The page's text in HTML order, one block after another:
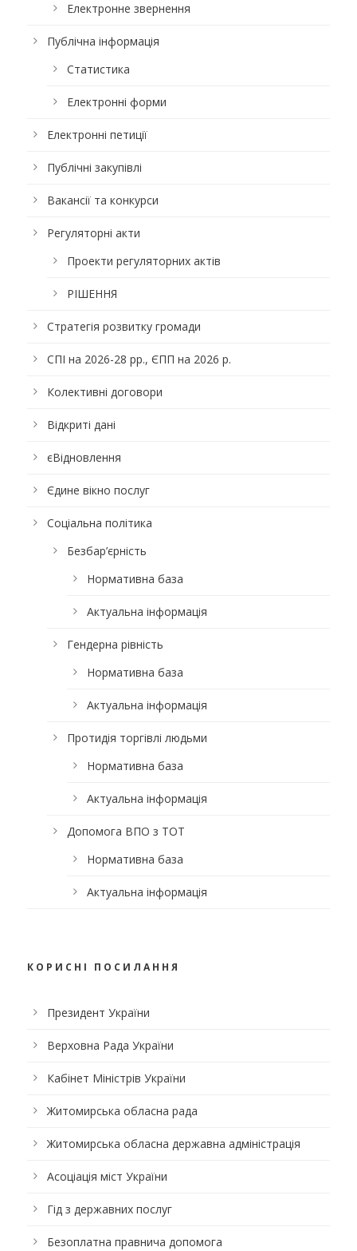
Електронне звернення
Публічна інформація
Статистика
Електронні форми
Електронні петиції
Публічні закупівлі
Вакансії та конкурси
Регуляторні акти
Проекти регуляторних актів
РІШЕННЯ
Стратегія розвитку громади
СПІ на 2026-28 рр., ЄПП на 2026 р.
Колективні договори
Відкриті дані
єВідновлення
Єдине вікно послуг
Соціальна політика
Безбар’єрність
Нормативна база
Актуальна інформація
Гендерна рівність
Нормативна база
Актуальна інформація
Протидія торгівлі людьми
Нормативна база
Актуальна інформація
Допомога ВПО з ТОТ
Нормативна база
Актуальна інформація
КОРИСНІ ПОСИЛАННЯ
Президент України
Верховна Рада України
Кабінет Міністрів України
Житомирська обласна рада
Житомирська обласна державна адміністрація
Асоціація міст України
Гід з державних послуг
Безоплатна правнича допомога